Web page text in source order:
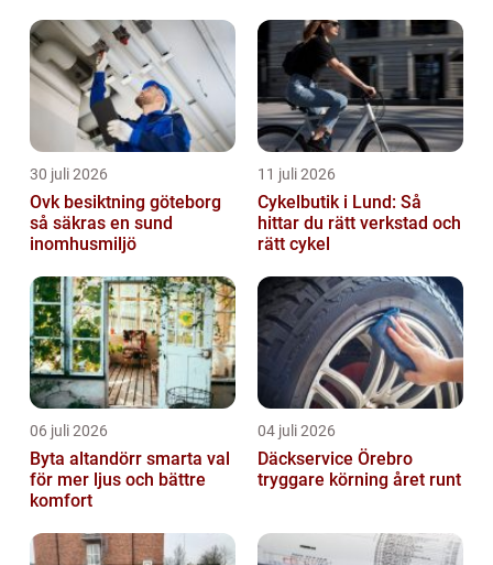
30 juli 2026
Ovk besiktning göteborg
så säkras en sund
inomhusmiljö
11 juli 2026
Cykelbutik i Lund: Så
hittar du rätt verkstad och
rätt cykel
06 juli 2026
Byta altandörr smarta val
för mer ljus och bättre
komfort
04 juli 2026
Däckservice Örebro
tryggare körning året runt